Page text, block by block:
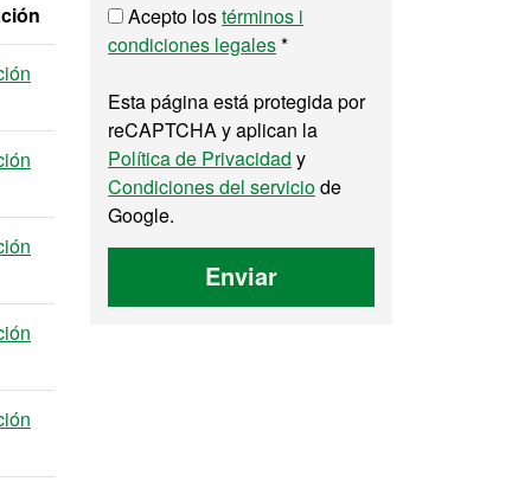
Acepto lostérminos i
condiciones legales*
Esta página está protegida por
reCAPTCHA y aplican la
Política de Privacidad y
Condiciones del serviciode
Google.
Enviar